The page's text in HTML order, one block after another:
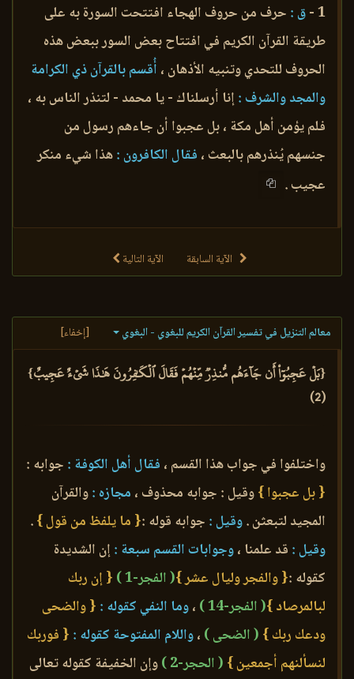
1 - ق : حرف من حروف الهجاء افتتحت السورة به على
طريقة القرآن الكريم في افتتاح بعض السور ببعض هذه
الحروف للتحدي وتنبيه الأذهان ، أُقسم بالقرآن ذي الكرامة
والمجد والشرف :إنا أرسلناك - يا محمد - لتنذر الناس به ،
فلم يؤمن أهل مكة ، بل عجبوا أن جاءهم رسول من
جنسهم يُنذرهم بالبعث ، فقال الكافرون :هذا شيء منكر
عجيب .
الآية السابقة الآية التالية
معالم التنزيل في تفسير القرآن الكريم للبغوي - البغوي [إخفاء]
{بَلۡ عَجِبُوٓاْ أَن جَآءَهُم مُّنذِرٞ مِّنۡهُمۡ فَقَالَ ٱلۡكَٰفِرُونَ هَٰذَا شَيۡءٌ عَجِيبٌ}
(2)
واختلفوا في جواب هذا القسم ، فقال أهل الكوفة : جوابه :
{ بل عجبوا }وقيل : جوابه محذوف ، مجازه :والقرآن
المجيد لتبعثن .وقيل : جوابه قوله :{ ما يلفظ من قول }.
وقيل : قد علمنا ،وجوابات القسم سبعة :إن الشديدة
كقوله :{ والفجر وليال عشر }( الفجر-1 )
{ إن ربك
لبالمرصاد }( الفجر-14 ) ،وما النفي كقوله : { والضحى
ودعك ربك } ( الضحى ) ،واللام المفتوحة كقوله : { فوربك
لنسألنهم أجمعين } ( الحجر-2 )
وإن الخفيفة كقوله تعالى